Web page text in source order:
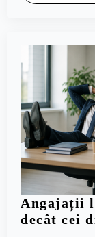
Angajații
decât cei